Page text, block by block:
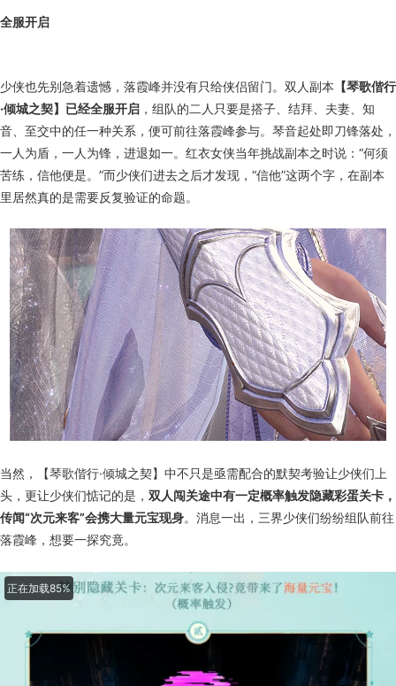
全服开启
少侠也先别急着遗憾，落霞峰并没有只给侠侣留门。双人副本 【琴歌偕行
·倾城之契】已经全服开启 ，组队的二人只要是搭子、结拜、夫妻、知
音、至交中的任一种关系，便可前往落霞峰参与。琴音起处即刀锋落处，
一人为盾，一人为锋，进退如一。红衣女侠当年挑战副本之时说：“何须
苦练，信他便是。”而少侠们进去之后才发现，“信他”这两个字，在副本
里居然真的是需要反复验证的命题。
当然，【琴歌偕行·倾城之契】中不只是亟需配合的默契考验让少侠们上
头，更让少侠们惦记的是， 双人闯关途中有一定概率触发隐藏彩蛋关卡，
传闻“次元来客”会携大量元宝现身。消息一出，三界少侠们纷纷组队前往
落霞峰，想要一探究竟。
正在加载92%